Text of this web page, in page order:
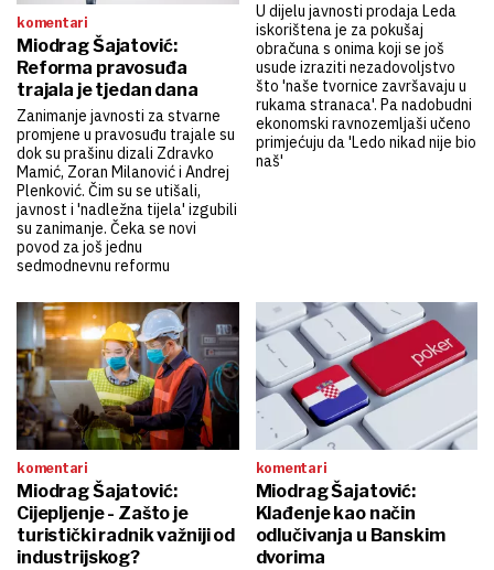
komentari
Miodrag Šajatović:
Reforma pravosuđa
trajala je tjedan dana
Zanimanje javnosti za stvarne
promjene u pravosuđu trajale su
dok su prašinu dizali Zdravko
Mamić, Zoran Milanović i Andrej
Plenković. Čim su se utišali,
javnost i 'nadležna tijela' izgubili
su zanimanje. Čeka se novi
povod za još jednu
sedmodnevnu reformu
U dijelu javnosti prodaja Leda
iskorištena je za pokušaj
obračuna s onima koji se još
usude izraziti nezadovoljstvo
što 'naše tvornice završavaju u
rukama stranaca'. Pa nadobudni
ekonomski ravnozemljaši učeno
primjećuju da 'Ledo nikad nije bio
naš'
komentari
Miodrag Šajatović:
Cijepljenje - Zašto je
turistički radnik važniji od
industrijskog?
komentari
Miodrag Šajatović:
Klađenje kao način
odlučivanja u Banskim
dvorima